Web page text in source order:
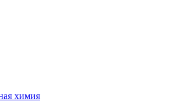
химия